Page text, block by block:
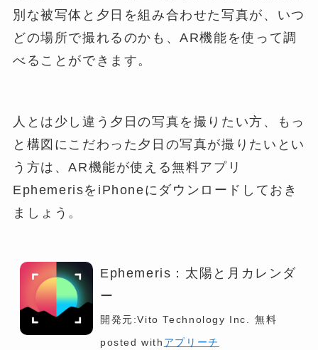
別な被写体と夕日を組み合わせた写真が、いつ
どの場所で撮れるのかも、AR機能を使って調
べることができます。
人とは少し違う夕日の写真を撮りたい方、もっ
と構図にこだわった夕日の写真が撮りたいとい
う方は、AR機能が使える無料アプリ
EphemerisをiPhoneにダウンロードしておき
ましょう。
Ephemeris：太陽と月カレンダ
ー
開発元:Vito Technology Inc. 無料
posted with アプリーチ